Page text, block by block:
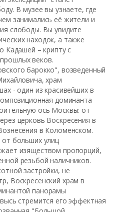
В музее вы узнаете, где
занимались её жители и
слободы. Вы увидите
находок, а также
Кадашей – крипту с
веков.
барокко", возведенный
храм
- один из красивейших в
доминанта
ось Москвы: от
церковь Воскресения в
в Коломенском.
больших улиц
изяществом пропорций,
резьбой наличников.
застройки, не
Воскресенский храм в
панорамы
стремится его эффектная